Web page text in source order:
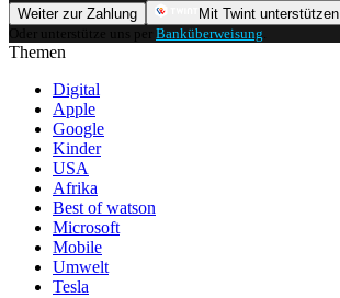
Weiter zur Zahlung
Mit Twint unterstützen
Oder unterstütze uns per Banküberweisung
Themen
Digital
Apple
Google
Kinder
USA
Afrika
Best of watson
Microsoft
Mobile
Umwelt
Tesla